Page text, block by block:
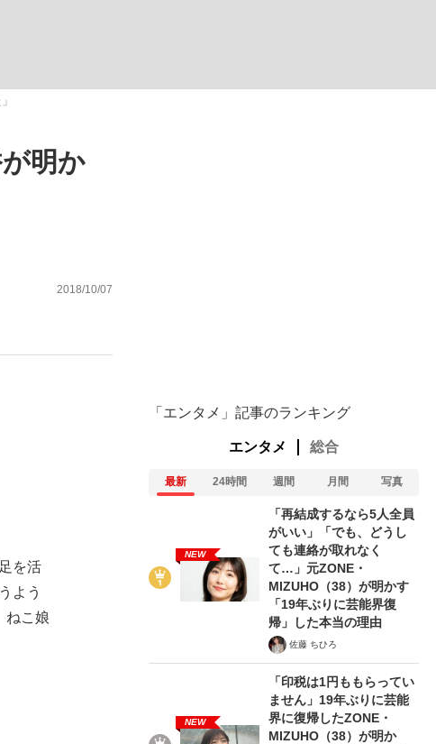
なかった」侍ジャパン選手が証言した“NPB聞...
明か
2018/10/07
を活
よう
ねこ娘
「エンタメ」記事のランキング
エンタメ 総合
最新 24時間 週間 月間 写真
NEW
「再結成するなら5人全員
がいい」「でも、どうし
ても連絡が取れなく
て…」元ZONE・
MIZUHO（38）が明かす
「19年ぶりに芸能界復
帰」した本当の理由
佐藤 ちひろ
NEW
「印税は1円ももらってい
ません」19年ぶりに芸能
界に復帰したZONE・
MIZUHO（38）が明か